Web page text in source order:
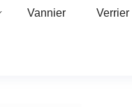
Vannier Verrier